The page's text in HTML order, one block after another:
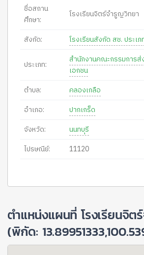
ชื่อสถาน
ศึกษา:
โรงเรียนจิตร์จำรูญวิทยา
สังกัด: โรงเรียนสังกัด สช. ประเ
ประเภท:
สำนักงานคณะกรรมการส่
เอกชน
ตำบล:
คลองเกลือ
อำเภอ:
ปากเกร็ด
จังหวัด:
นนทบุรี
ไปรษณีย์:
11120
ตำแหน่งแผนที่ โรงเรียนจิต
(พิกัด: